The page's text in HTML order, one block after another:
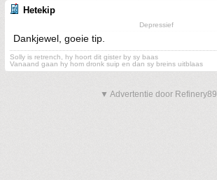
Hetekip
Depressief
Dankjewel, goeie tip.
Solly is retrench, hy hoort dit gister by sy baas
Vanaand gaan hy hom dronk suip en dan sy breins uitblaas
▼ Advertentie door Refinery89